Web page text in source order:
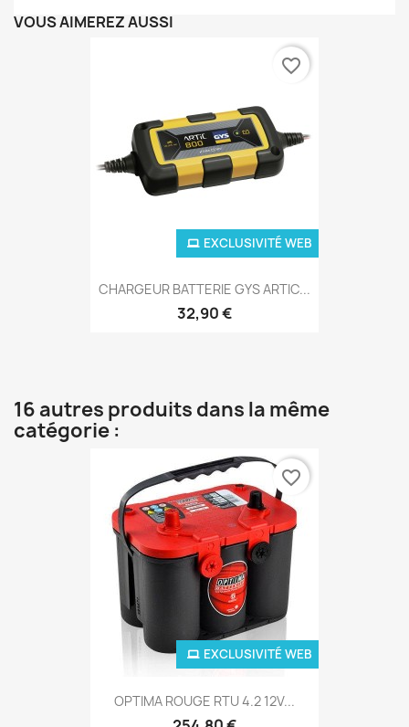
VOUS AIMEREZ AUSSI
CHARGEUR BATTERIE GYS ARTIC...
32,90 €
EXCLUSIVITÉ WEB
favorite_border
16 autres produits dans la même
catégorie :
OPTIMA ROUGE RTU 4.2 12V...
EXCLUSIVITÉ WEB
favorite_border